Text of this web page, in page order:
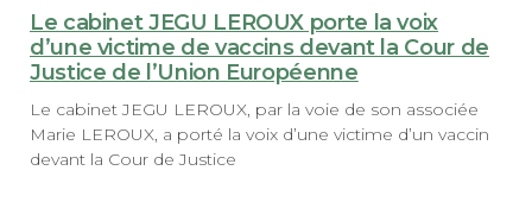
Le cabinet JEGU LEROUX porte la voix
d’une victime de vaccins devant la Cour de
Justice de l’Union Européenne
Le cabinet JEGU LEROUX, par la voie de son associée
Marie LEROUX, a porté la voix d’une victime d’un vaccin
devant la Cour de Justice